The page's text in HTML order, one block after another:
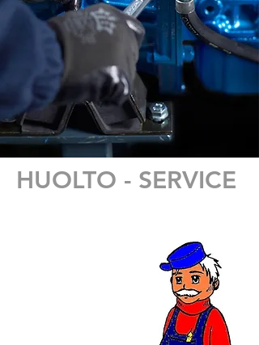
HUOLTO - SERVICE